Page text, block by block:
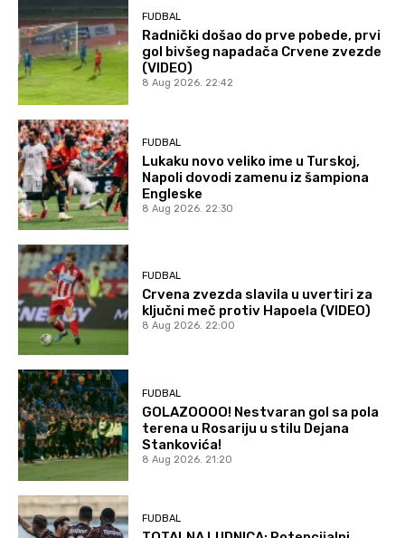
FUDBAL
Radnički došao do prve pobede, prvi
gol bivšeg napadača Crvene zvezde
(VIDEO)
8 Aug 2026. 22:42
FUDBAL
Lukaku novo veliko ime u Turskoj,
Napoli dovodi zamenu iz šampiona
Engleske
8 Aug 2026. 22:30
FUDBAL
Crvena zvezda slavila u uvertiri za
ključni meč protiv Hapoela (VIDEO)
8 Aug 2026. 22:00
FUDBAL
GOLAZOOOO! Nestvaran gol sa pola
terena u Rosariju u stilu Dejana
Stankovića!
8 Aug 2026. 21:20
FUDBAL